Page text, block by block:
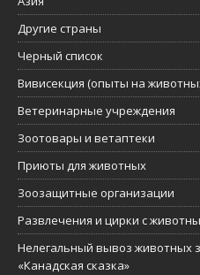
Другие страны
Черный список
Вивисекция (опыты на
Ветеринарные учреждения
Зоотовары и ветаптеки
Приюты для животных
Зоозащитные организации
Развлечения и цирки с
Нелегальный вывоз животных
«Канадская сказка»